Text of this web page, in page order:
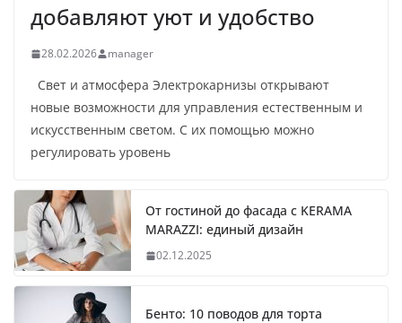
добавляют уют и удобство
28.02.2026 manager
Свет и атмосфера Электрокарнизы открывают
новые возможности для управления естественным и
искусственным светом. С их помощью можно
регулировать уровень
От гостиной до фасада с KERAMA
MARAZZI: единый дизайн
02.12.2025
Бенто: 10 поводов для торта